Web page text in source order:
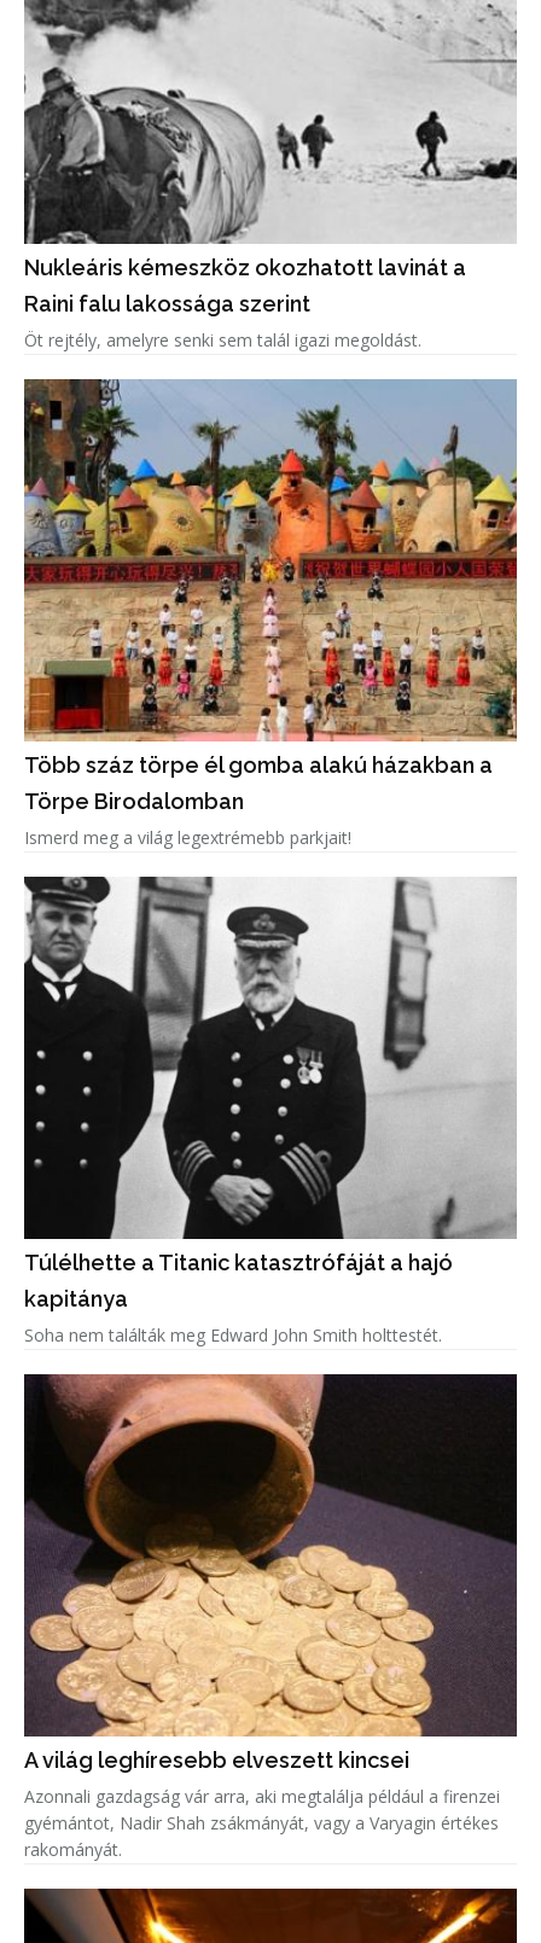
Nukleáris kémeszköz okozhatott lavinát a
Raini falu lakossága szerint
Öt rejtély, amelyre senki sem talál igazi megoldást.
Több száz törpe él gomba alakú házakban a
Törpe Birodalomban
Ismerd meg a világ legextrémebb parkjait!
Túlélhette a Titanic katasztrófáját a hajó
kapitánya
Soha nem találták meg Edward John Smith holttestét.
A világ leghíresebb elveszett kincsei
Azonnali gazdagság vár arra, aki megtalálja például a firenzei
gyémántot, Nadir Shah zsákmányát, vagy a Varyagin értékes
rakományát.